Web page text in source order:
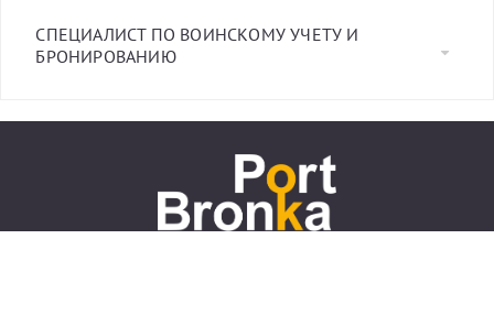
СПЕЦИАЛИСТ ПО ВОИНСКОМУ УЧЕТУ И
БРОНИРОВАНИЮ